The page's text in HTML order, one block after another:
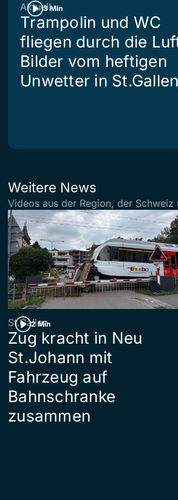
3 Min
Aktuell
Trampolin und WC
fliegen durch die
Bilder vom heftigen
Unwetter in St.Gallen
Weitere News
Videos aus der Region, der Schweiz
2 Min
St.Gallen
Zug kracht in Neu
St.Johann mit
Fahrzeug auf
Bahnschranke
zusammen